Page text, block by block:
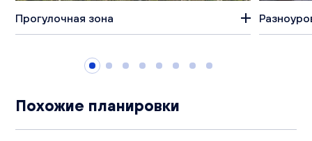
Прогулочная зона
Похожие планировки